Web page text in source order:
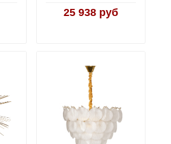
25 938 руб